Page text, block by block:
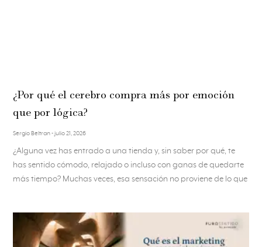
¿Por qué el cerebro compra más por emoción
que por lógica?
Sergio Beltran julio 21, 2026
¿Alguna vez has entrado a una tienda y, sin saber por qué, te
has sentido cómodo, relajado o incluso con ganas de quedarte
más tiempo? Muchas veces, esa sensación no proviene de lo que